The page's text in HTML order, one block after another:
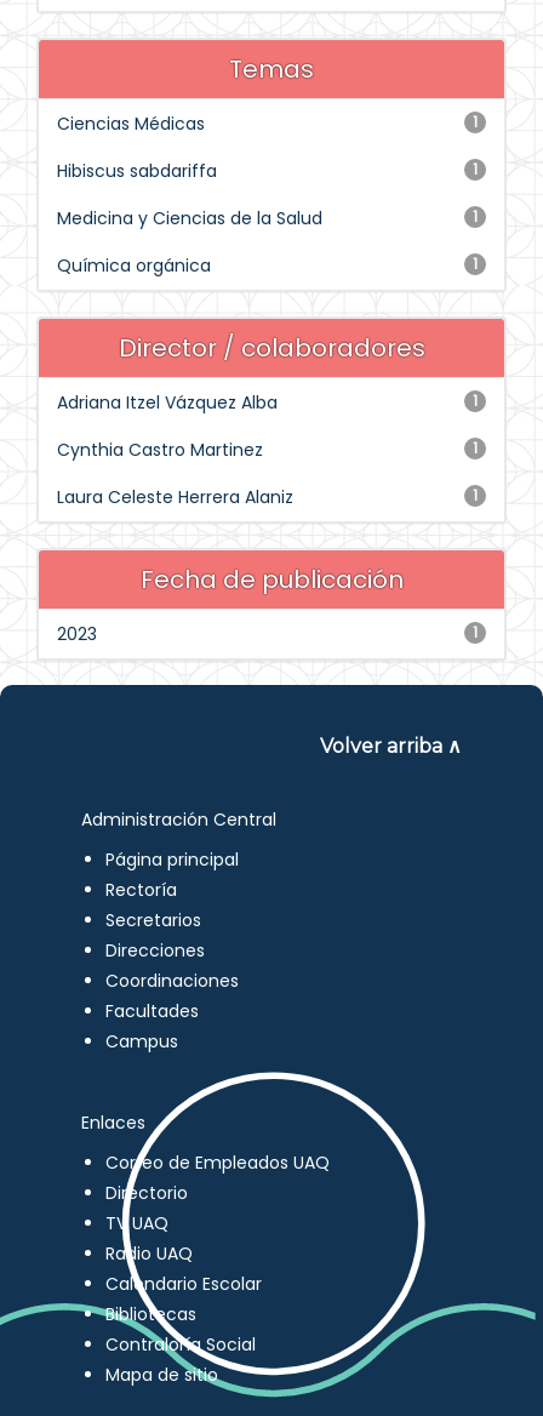
Temas
1
Ciencias Médicas
1
Hibiscus sabdariffa
1
Medicina y Ciencias de la Salud
1
Química orgánica
Director / colaboradores
1
Adriana Itzel Vázquez Alba
1
Cynthia Castro Martinez
1
Laura Celeste Herrera Alaniz
Fecha de publicación
1
2023
Volver arriba ∧
Administración Central
Página principal
Rectoría
Secretarios
Direcciones
Coordinaciones
Facultades
Campus
Enlaces
Correo de Empleados UAQ
Directorio
TV UAQ
Radio UAQ
Calendario Escolar
Bibliotecas
Contraloría Social
Mapa de sitio